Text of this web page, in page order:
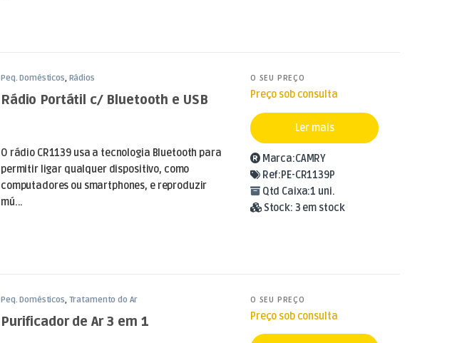
Peq. Domésticos, Rádios
Rádio Portátil c/ Bluetooth e USB
O rádio CR1139 usa a tecnologia Bluetooth para
permitir ligar qualquer dispositivo, como
computadores ou smartphones, e reproduzir
mú...
O SEU PREÇO
Preço sob consulta
Ler mais
Marca:CAMRY
Ref:PE-CR1139P
Qtd Caixa:1 uni.
Stock: 3 em stock
Peq. Domésticos, Tratamento do Ar
Purificador de Ar 3 em 1
O SEU PREÇO
Preço sob consulta